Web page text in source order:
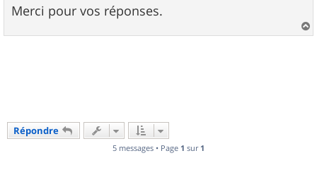
Merci pour vos réponses.
a
Répondre
5 messages • Page 1 sur 1